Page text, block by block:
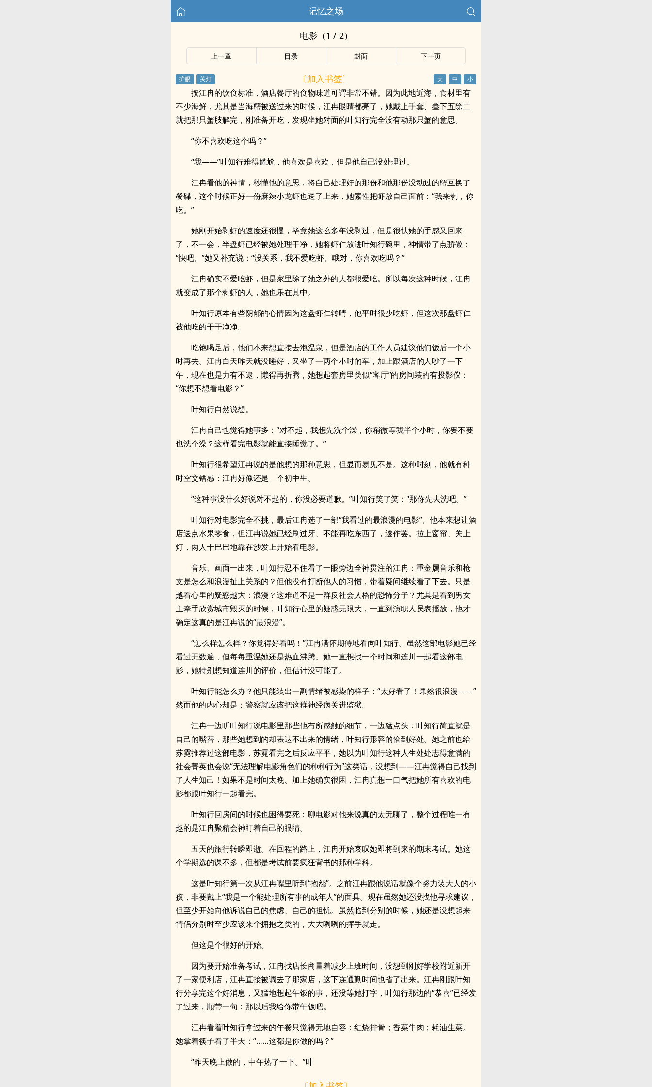
记忆之场
电影（1 / 2）
上一章 目录 封面 下一页
〔加入书签〕
按江冉的饮食标准，酒店餐厅的食物味道可谓非常不错。因为此地近海，食材里有
不少海鲜，尤其是当海蟹被送过来的时候，江冉眼睛都亮了，她戴上手套、叁下五除二
就把那只蟹肢解完，刚准备开吃，发现坐她对面的叶知行完全没有动那只蟹的意思。
“你不喜欢吃这个吗？”
“我——”叶知行难得尴尬，他喜欢是喜欢，但是他自己没处理过。
江冉看他的神情，秒懂他的意思，将自己处理好的那份和他那份没动过的蟹互换了
餐碟，这个时候正好一份麻辣小龙虾也送了上来，她索性把虾放自己面前：“我来剥，你
吃。”
她刚开始剥虾的速度还很慢，毕竟她这么多年没剥过，但是很快她的手感又回来
了，不一会，半盘虾已经被她处理干净，她将虾仁放进叶知行碗里，神情带了点骄傲：
“快吧。”她又补充说：“没关系，我不爱吃虾。哦对，你喜欢吃吗？”
江冉确实不爱吃虾，但是家里除了她之外的人都很爱吃。所以每次这种时候，江冉
就变成了那个剥虾的人，她也乐在其中。
叶知行原本有些阴郁的心情因为这盘虾仁转晴，他平时很少吃虾，但这次那盘虾仁
被他吃的干干净净。
吃饱喝足后，他们本来想直接去泡温泉，但是酒店的工作人员建议他们饭后一个小
时再去。江冉白天昨天就没睡好，又坐了一两个小时的车，加上跟酒店的人吵了一下
午，现在也是力有不逮，懒得再折腾，她想起套房里类似“客厅”的房间装的有投影仪：
“你想不想看电影？”
叶知行自然说想。
江冉自己也觉得她事多：“对不起，我想先洗个澡，你稍微等我半个小时，你要不要
也洗个澡？这样看完电影就能直接睡觉了。”
叶知行很希望江冉说的是他想的那种意思，但显而易见不是。这种时刻，他就有种
时空交错感：江冉好像还是一个初中生。
“这种事没什么好说对不起的，你没必要道歉。”叶知行笑了笑：“那你先去洗吧。”
叶知行对电影完全不挑，最后江冉选了一部“我看过的最浪漫的电影”。他本来想让酒
店送点水果零食，但江冉说她已经刷过牙、不能再吃东西了，遂作罢。拉上窗帘、关上
灯，两人干巴巴地靠在沙发上开始看电影。
音乐、画面一出来，叶知行忍不住看了一眼旁边全神贯注的江冉：重金属音乐和枪
支是怎么和浪漫扯上关系的？但他没有打断他人的习惯，带着疑问继续看了下去。只是
越看心里的疑惑越大：浪漫？这难道不是一群反社会人格的恐怖分子？尤其是看到男女
主牵手欣赏城市毁灭的时候，叶知行心里的疑惑无限大，一直到演职人员表播放，他才
确定这真的是江冉说的“最浪漫”。
“怎么样怎么样？你觉得好看吗！”江冉满怀期待地看向叶知行。虽然这部电影她已经
看过无数遍，但每每重温她还是热血沸腾。她一直想找一个时间和连川一起看这部电
影，她特别想知道连川的评价，但估计没可能了。
叶知行能怎么办？他只能装出一副情绪被感染的样子：“太好看了！果然很浪漫——”
然而他的内心却是：警察就应该把这群神经病关进监狱。
江冉一边听叶知行说电影里那些他有所感触的细节，一边猛点头：叶知行简直就是
自己的嘴替，那些她想到的却表达不出来的情绪，叶知行形容的恰到好处。她之前也给
苏霓推荐过这部电影，苏霓看完之后反应平平，她以为叶知行这种人生处处志得意满的
社会菁英也会说“无法理解电影角色们的种种行为”这类话，没想到——江冉觉得自己找到
了人生知己！如果不是时间太晚、加上她确实很困，江冉真想一口气把她所有喜欢的电
影都跟叶知行一起看完。
叶知行回房间的时候也困得要死：聊电影对他来说真的太无聊了，整个过程唯一有
趣的是江冉聚精会神盯着自己的眼睛。
五天的旅行转瞬即逝。在回程的路上，江冉开始哀叹她即将到来的期末考试。她这
个学期选的课不多，但都是考试前要疯狂背书的那种学科。
这是叶知行第一次从江冉嘴里听到“抱怨”。之前江冉跟他说话就像个努力装大人的小
孩，非要戴上“我是一个能处理所有事的成年人”的面具。现在虽然她还没找他寻求建议，
但至少开始向他诉说自己的焦虑、自己的担忧。虽然临到分别的时候，她还是没想起来
情侣分别时至少应该来个拥抱之类的，大大咧咧的挥手就走。
但这是个很好的开始。
因为要开始准备考试，江冉找店长商量着减少上班时间，没想到刚好学校附近新开
了一家便利店，江冉直接被调去了那家店，这下连通勤时间也省了出来。江冉刚跟叶知
行分享完这个好消息，又猛地想起午饭的事，还没等她打字，叶知行那边的“恭喜”已经发
了过来，顺带一句：那以后我给你带午饭吧。
江冉看着叶知行拿过来的午餐只觉得无地自容：红烧排骨；香菜牛肉；耗油生菜。
她拿着筷子看了半天：“……这都是你做的吗？”
“昨天晚上做的，中午热了一下。”叶